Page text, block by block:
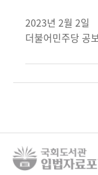
2023년 2월 2일
더불어민주당 공